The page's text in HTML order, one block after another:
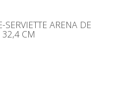
SERVIETTE ARENA DE
32,4 CM